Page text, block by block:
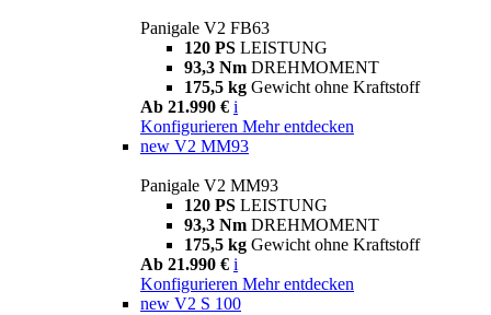
Panigale V2 FB63
120 PS LEISTUNG
93,3 Nm DREHMOMENT
175,5 kg Gewicht ohne Kraftstoff
Ab 21.990 € i
Konfigurieren Mehr entdecken
new V2 MM93
Panigale V2 MM93
120 PS LEISTUNG
93,3 Nm DREHMOMENT
175,5 kg Gewicht ohne Kraftstoff
Ab 21.990 € i
Konfigurieren Mehr entdecken
new V2 S 100